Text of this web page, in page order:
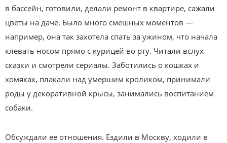
в бассейн, готовили, делали ремонт в квартире, сажали
цветы на даче. Было много смешных моментов —
например, она так захотела спать за ужином, что начала
клевать носом прямо с курицей во рту. Читали вслух
сказки и смотрели сериалы. Заботились о кошках и
хомяках, плакали над умершим кроликом, принимали
роды у декоративной крысы, занимались воспитанием
собаки.
Обсуждали ее отношения. Ездили в Москву, ходили в